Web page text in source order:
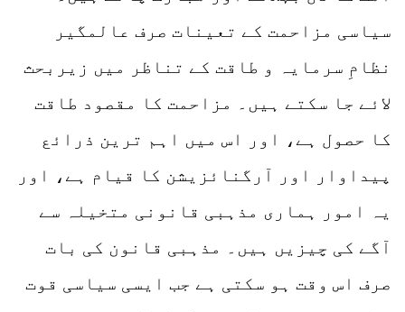
سیاسی مزاحمت کے تعینات صرف عالمگیر
نظامِ سرمایہ و طاقت کے تناظر میں زیربحث
لائے جا سکتے ہیں۔ مزاحمت کا مقصود طاقت
کا حصول ہے، اور اس میں اہم ترین ذرائع
پیداوار اور آرگنائزیشن کا قیام ہے، اور
یہ امور ہماری مذہبی قانونی متخیلہ سے
آگے کی چیزیں ہیں۔ مذہبی قانون کی بات
صرف اس وقت ہو سکتی ہے جب ایسی سیاسی قوت